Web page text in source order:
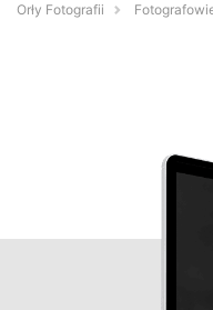
Orły Fotografii